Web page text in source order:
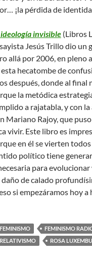
¡la pérdida de
invisible (Libros
Jesús Trillo dio un
allá por 2006, en pleno
hecatombe de
después, donde al final
la metódica
a rajatabla, y con
Mariano Rajoy, que
vivir. Este libro es
en él se vierten
político tiene
para
daño de calado
si empezáramos hoy a
FEMINISMO FEMINISMO
RELATIVISMO
ROSA